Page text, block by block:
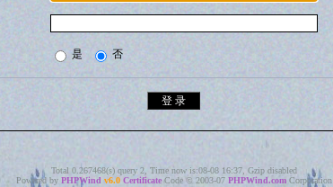
是 否
Total 0.267468(s) query 2, Time now is:08-08 16:37, Gzip disabled
Powered by PHPWind v6.0 Certificate Code © 2003-07 PHPWind.com Corporation